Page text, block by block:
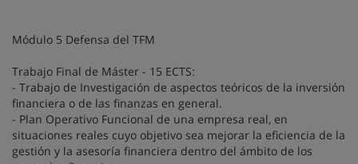
Módulo 5 Defensa del TFM
Trabajo Final de Máster - 15 ECTS:
- Trabajo de Investigación de aspectos teóricos de la inversión
financiera o de las finanzas en general.
- Plan Operativo Funcional de una empresa real, en
situaciones reales cuyo objetivo sea mejorar la eficiencia de la
gestión y la asesoría financiera dentro del ámbito de los